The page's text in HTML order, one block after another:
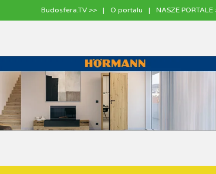
Budosfera.TV >> O portalu NASZE PORTALE